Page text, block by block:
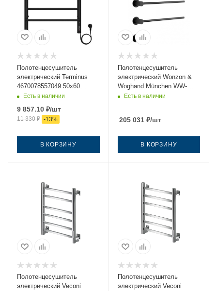
Полотенцесушитель
электрический Terminus
4670078557049 50х60
черный
Есть в наличии
9 857.10 ₽/шт
11 330₽ -13%
В КОРЗИНУ
Полотенцесушитель
электрический Wonzon &
Woghand München WW-
A354-MB 50х60 черный
Есть в наличии
205 031₽/шт
В КОРЗИНУ
Полотенцесушитель
электрический Veconi
Полотенцесушитель
электрический Veconi